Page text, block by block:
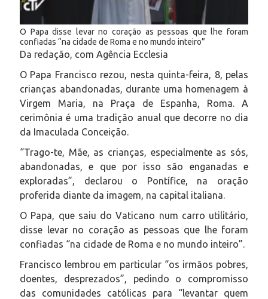
O Papa disse levar no coração as pessoas que lhe foram
confiadas “na cidade de Roma e no mundo inteiro”
Da redação, com Agência Ecclesia
O Papa Francisco rezou, nesta quinta-feira, 8, pelas
crianças abandonadas, durante uma homenagem à
Virgem Maria, na Praça de Espanha, Roma. A
cerimônia é uma tradição anual que decorre no dia
da Imaculada Conceição.
“Trago-te, Mãe, as crianças, especialmente as sós,
abandonadas, e que por isso são enganadas e
exploradas”, declarou o Pontífice, na oração
proferida diante da imagem, na capital italiana.
O Papa, que saiu do Vaticano num carro utilitário,
disse levar no coração as pessoas que lhe foram
confiadas “na cidade de Roma e no mundo inteiro”.
Francisco lembrou em particular “os irmãos pobres,
doentes, desprezados”, pedindo o compromisso
das comunidades católicas para “levantar quem